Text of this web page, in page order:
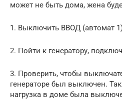
может не быть дома, жена
1. Выключить ВВОД (автомат
2. Пойти к генератору,
3. Проверить, чтобы
генераторе был выключен.
нагрузка в доме была